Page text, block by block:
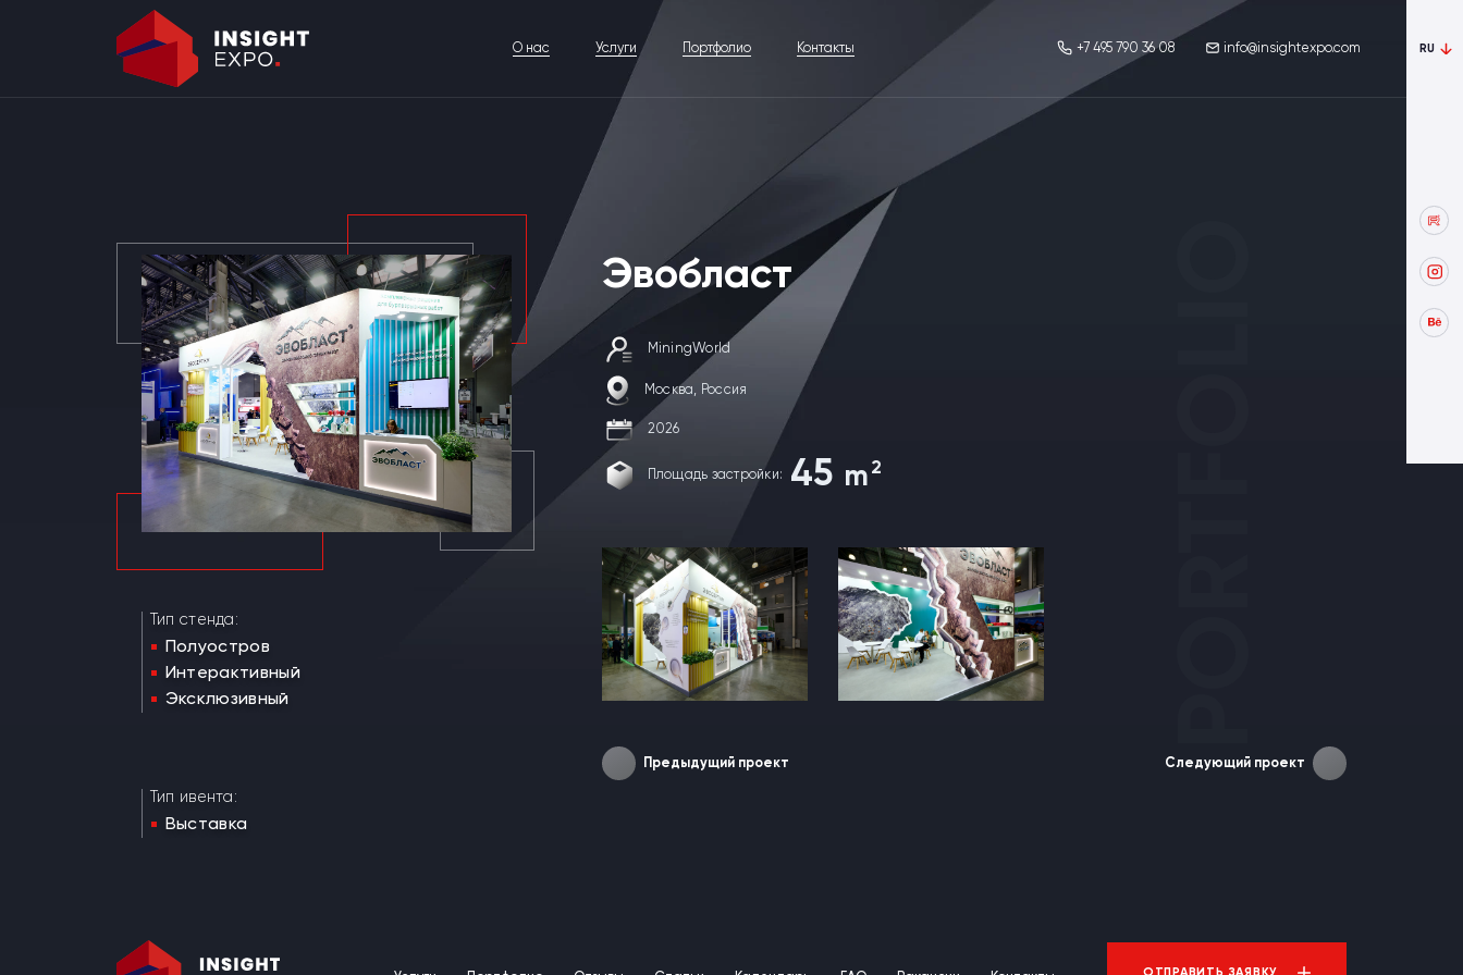
О нас Услуги Портфолио Контакты +7 495 790 36 08 info@insightexpo.com RU
Тип стенда:
Полуостров
Интерактивный
Эксклюзивный
Тип ивента:
Выставка
Эвобласт
MiningWorld
Москва, Россия
2026
Площадь застройки: 45 m 2
Предыдущий проект Следующий проект